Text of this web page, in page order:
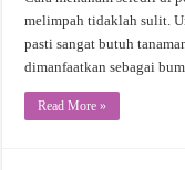
melimpah tidaklah sulit.
pasti sangat butuh
dimanfaatkan sebagai
Read More »